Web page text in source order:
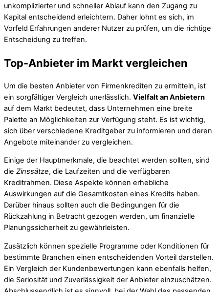
unkomplizierter und schneller Ablauf kann den Zugang zu
Kapital entscheidend erleichtern. Daher lohnt es sich, im
Vorfeld Erfahrungen anderer Nutzer zu prüfen, um die richtige
Entscheidung zu treffen.
Top-Anbieter im Markt vergleichen
Um die besten Anbieter von Firmenkrediten zu ermitteln, ist
ein sorgfältiger Vergleich unerlässlich. Vielfalt an Anbietern
auf dem Markt bedeutet, dass Unternehmen eine breite
Palette an Möglichkeiten zur Verfügung steht. Es ist wichtig,
sich über verschiedene Kreditgeber zu informieren und deren
Angebote miteinander zu vergleichen.
Einige der Hauptmerkmale, die beachtet werden sollten, sind
die Zinssätze, die Laufzeiten und die verfügbaren
Kreditrahmen. Diese Aspekte können erhebliche
Auswirkungen auf die Gesamtkosten eines Kredits haben.
Darüber hinaus sollten auch die Bedingungen für die
Rückzahlung in Betracht gezogen werden, um finanzielle
Planungssicherheit zu gewährleisten.
Zusätzlich können spezielle Programme oder Konditionen für
bestimmte Branchen einen entscheidenden Vorteil darstellen.
Ein Vergleich der Kundenbewertungen kann ebenfalls helfen,
die Seriosität und Zuverlässigkeit der Anbieter einzuschätzen.